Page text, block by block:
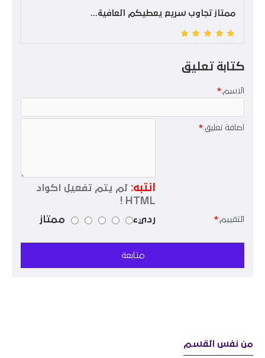
ممتاز تجاوب سريع يعطيكم العافية...
كتابة تعليق
الاسم:
اضافة تعليق:
انتبه:
لم يتم تفعيل اكواد
HTML !
التقييم: رديء ممتاز
متابعة
من نفس القسم